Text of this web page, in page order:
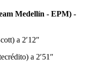
Medellín - EPM) -
a 2′12″
a 2′51″